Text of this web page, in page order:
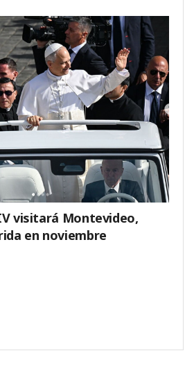
visitará Montevideo,
en noviembre